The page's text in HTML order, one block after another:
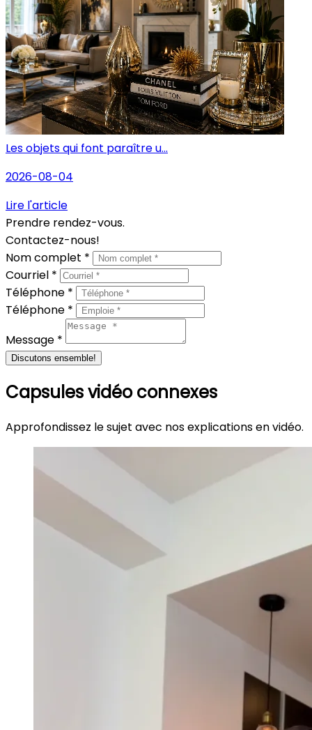
Les objets qui font paraître u...
2026-08-04
Lire l'article
Prendre rendez-vous.
Contactez-nous!
Nom complet *
Courriel *
Téléphone *
Téléphone *
Message *
Discutons ensemble!
Capsules vidéo connexes
Approfondissez le sujet avec nos explications en vidéo.